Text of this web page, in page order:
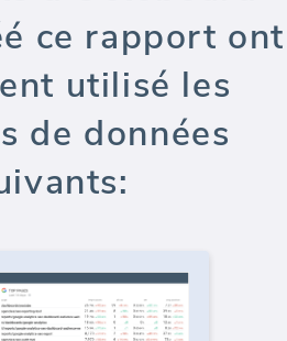
ce rapport ont
utilisé les
de données